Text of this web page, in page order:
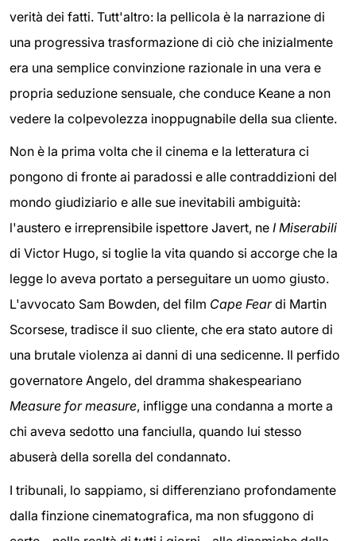
verità dei fatti. Tutt'altro: la pellicola è la narrazione di
una progressiva trasformazione di ciò che inizialmente
era una semplice convinzione razionale in una vera e
propria seduzione sensuale, che conduce Keane a non
vedere la colpevolezza inoppugnabile della sua cliente.
Non è la prima volta che il cinema e la letteratura ci
pongono di fronte ai paradossi e alle contraddizioni del
mondo giudiziario e alle sue inevitabili ambiguità:
l'austero e irreprensibile ispettore Javert, ne I Miserabili
di Victor Hugo, si toglie la vita quando si accorge che la
legge lo aveva portato a perseguitare un uomo giusto.
L'avvocato Sam Bowden, del film Cape Feardi Martin
Scorsese, tradisce il suo cliente, che era stato autore di
una brutale violenza ai danni di una sedicenne. Il perfido
governatore Angelo, del dramma shakespeariano
Measure for measure, infligge una condanna a morte a
chi aveva sedotto una fanciulla, quando lui stesso
abuserà della sorella del condannato.
I tribunali, lo sappiamo, si differenziano profondamente
dalla finzione cinematografica, ma non sfuggono di